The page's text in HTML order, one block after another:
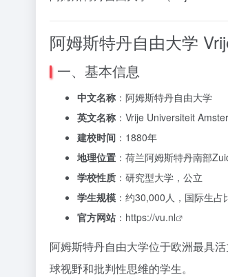
阿姆斯特丹自由大学
一、基本信息
中文名称 ：阿姆斯特丹自由大学
英文名称 ：Vrije Universiteit
建校时间 ：1880年
地理位置 ：荷兰阿姆斯特丹南部
学校性质 ：研究型大学，公立
学生规模 ：约30,000人，国际生占
官方网站 ： https://vu.nl
阿姆斯特丹自由大学位于欧洲最具
球视野和批判性思维的学生。